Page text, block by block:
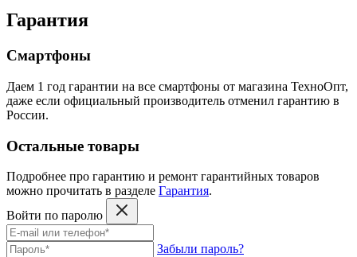
Гарантия
Смартфоны
Даем 1 год гарантии на все смартфоны от магазина ТехноОпт,
даже если официальный производитель отменил гарантию в
России.
Остальные товары
Подробнее про гарантию и ремонт гарантийных товаров
можно прочитать в разделе Гарантия.
Войти по паролю
Забыли пароль?